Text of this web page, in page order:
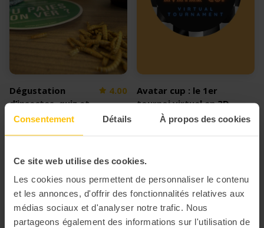
Consentement Détails À propos des cookies
Ce site web utilise des cookies.
Les cookies nous permettent de personnaliser le contenu
et les annonces, d'offrir des fonctionnalités relatives aux
médias sociaux et d'analyser notre trafic. Nous
partageons également des informations sur l'utilisation de
Dégustation
d’insectes, quiz et
recettes
4.00
🐛 Craquez en équipe pour
En ligne
Avatar cup : le 1er
tournoi virtuel en 3D
💪Renforcez l'esprit de
En ligne